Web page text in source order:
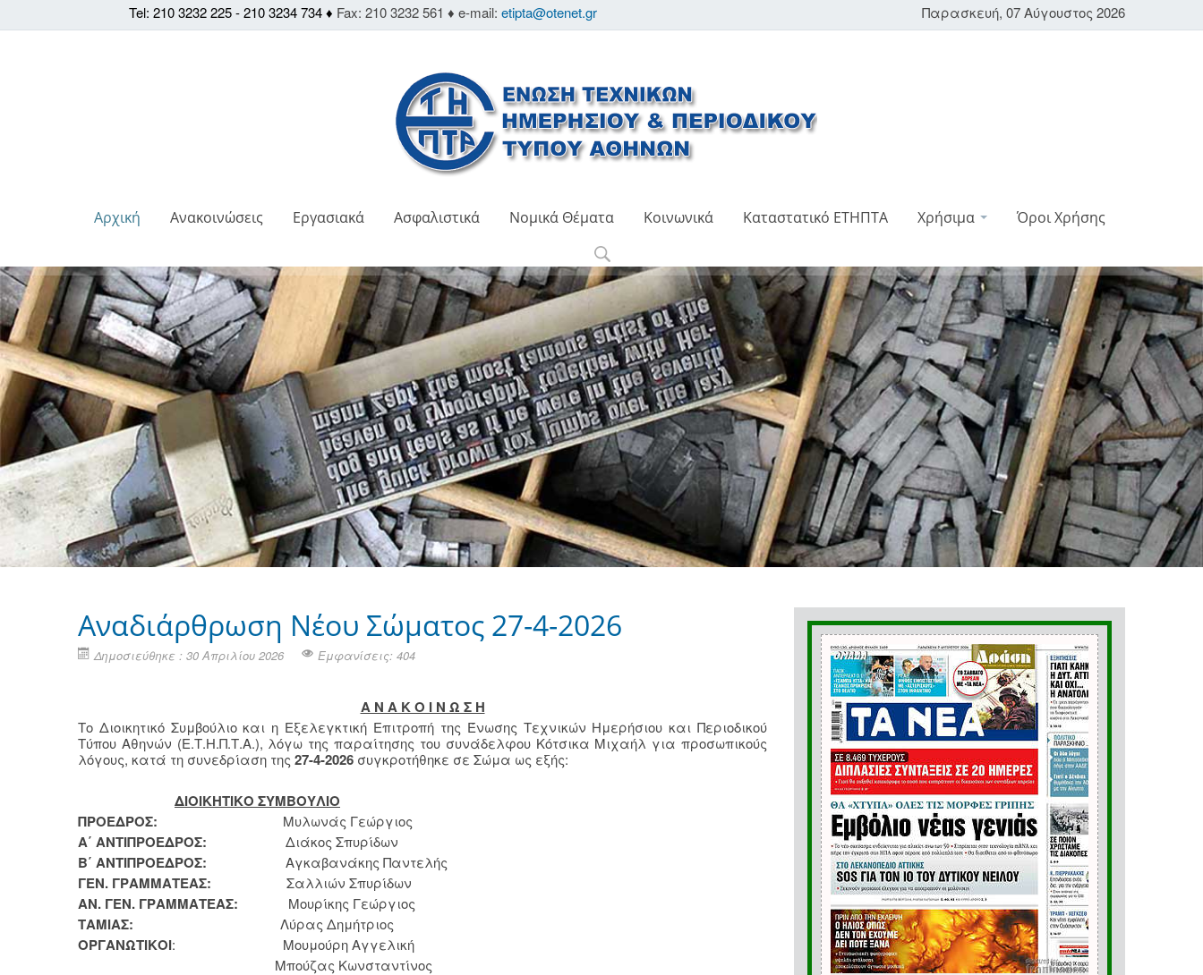
Παρασκευή, 07 Αύγουστος 2026
Tel: 210 3232 225 - 210 3234 734 ♦ Fax: 210 3232 561 ♦ e-mail: etipta@otenet.gr
Αρχική Ανακοινώσεις Εργασιακά Ασφαλιστικά Νομικά Θέματα Κοινωνικά Καταστατικό ΕΤΗΠΤΑ Χρήσιμα Όροι Χρήσης
Αναδιάρθρωση Νέου Σώματος 27-4-2026
Δημοσιεύθηκε : 30 Απριλίου 2026 Εμφανίσεις: 404
Α Ν Α Κ Ο Ι Ν Ω Σ Η
Το Διοικητικό Συμβούλιο και η Εξελεγκτική Επιτροπή της Ένωσης Τεχνικών Ημερήσιου και Περιοδικού
Τύπου Αθηνών (Ε.Τ.Η.Π.Τ.Α.), λόγω της παραίτησης του συνάδελφου Κότσικα Μιχαήλ για προσωπικούς
λόγους, κατά τη συνεδρίαση της 27-4-2026 συγκροτήθηκε σε Σώμα ως εξής:
ΔΙΟΙΚΗΤΙΚΟ ΣΥΜΒΟΥΛΙΟ
ΠΡΟΕΔΡΟΣ:
Μυλωνάς Γεώργιος
Α΄ ΑΝΤΙΠΡΟΕΔΡΟΣ: Διάκος Σπυρίδων
Β΄ ΑΝΤΙΠΡΟΕΔΡΟΣ: Αγκαβανάκης Παντελής
ΓΕΝ. ΓΡΑΜΜΑΤΕΑΣ: Σαλλιών Σπυρίδων
ΑΝ. ΓΕΝ. ΓΡΑΜΜΑΤΕΑΣ: Μουρίκης Γεώργιος
ΤΑΜΙΑΣ: Λύρας Δημήτριος
ΟΡΓΑΝΩΤΙΚΟΙ: Μουμούρη Αγγελική
Μπούζας Κωνσταντίνος